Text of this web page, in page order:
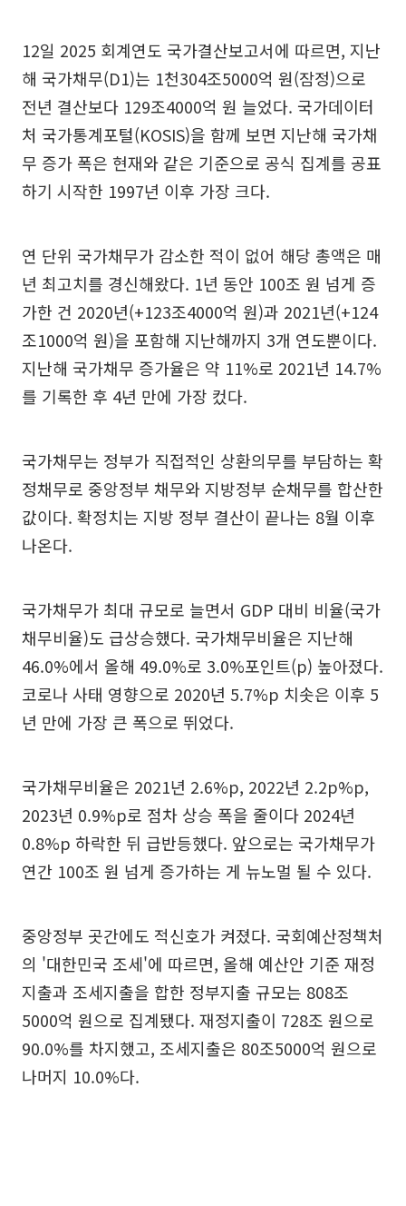
12일 2025 회계연도 국가결산보고서에 따르면, 지난
해 국가채무(D1)는 1천304조5000억 원(잠정)으로
전년 결산보다 129조4000억 원 늘었다. 국가데이터
처 국가통계포털(KOSIS)을 함께 보면 지난해 국가채
무 증가 폭은 현재와 같은 기준으로 공식 집계를 공표
하기 시작한 1997년 이후 가장 크다.
연 단위 국가채무가 감소한 적이 없어 해당 총액은 매
년 최고치를 경신해왔다. 1년 동안 100조 원 넘게 증
가한 건 2020년(+123조4000억 원)과 2021년(+124
조1000억 원)을 포함해 지난해까지 3개 연도뿐이다.
지난해 국가채무 증가율은 약 11%로 2021년 14.7%
를 기록한 후 4년 만에 가장 컸다.
국가채무는 정부가 직접적인 상환의무를 부담하는 확
정채무로 중앙정부 채무와 지방정부 순채무를 합산한
값이다. 확정치는 지방 정부 결산이 끝나는 8월 이후
나온다.
국가채무가 최대 규모로 늘면서 GDP 대비 비율(국가
채무비율)도 급상승했다. 국가채무비율은 지난해
46.0%에서 올해 49.0%로 3.0%포인트(p) 높아졌다.
코로나 사태 영향으로 2020년 5.7%p 치솟은 이후 5
년 만에 가장 큰 폭으로 뛰었다.
국가채무비율은 2021년 2.6%p, 2022년 2.2p%p,
2023년 0.9%p로 점차 상승 폭을 줄이다 2024년
0.8%p 하락한 뒤 급반등했다. 앞으로는 국가채무가
연간 100조 원 넘게 증가하는 게 뉴노멀 될 수 있다.
중앙정부 곳간에도 적신호가 켜졌다. 국회예산정책처
의 '대한민국 조세'에 따르면, 올해 예산안 기준 재정
지출과 조세지출을 합한 정부지출 규모는 808조
5000억 원으로 집계됐다. 재정지출이 728조 원으로
90.0%를 차지했고, 조세지출은 80조5000억 원으로
나머지 10.0%다.